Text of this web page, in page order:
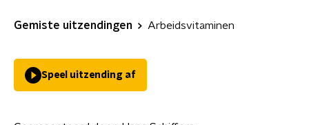
Gemiste uitzendingen Arbeidsvitaminen
Speel uitzending af